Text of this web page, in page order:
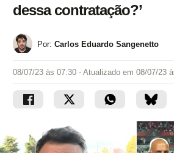
dessa contratação?’
Por: Carlos Eduardo Sangenetto
08/07/23 às 07:30 - Atualizado em 08/07/23